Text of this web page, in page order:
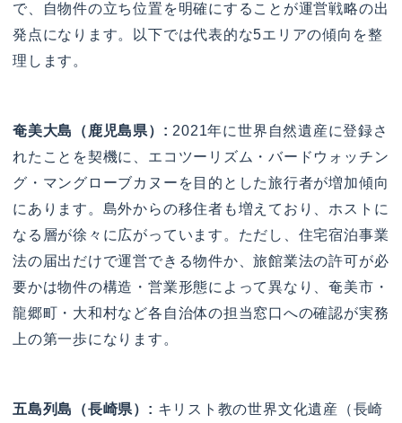
で、自物件の立ち位置を明確にすることが運営戦略の出
発点になります。以下では代表的な5エリアの傾向を整
理します。
奄美大島（鹿児島県）: 2021年に世界自然遺産に登録さ
れたことを契機に、エコツーリズム・バードウォッチン
グ・マングローブカヌーを目的とした旅行者が増加傾向
にあります。島外からの移住者も増えており、ホストに
なる層が徐々に広がっています。ただし、住宅宿泊事業
法の届出だけで運営できる物件か、旅館業法の許可が必
要かは物件の構造・営業形態によって異なり、奄美市・
龍郷町・大和村など各自治体の担当窓口への確認が実務
上の第一歩になります。
五島列島（長崎県）: キリスト教の世界文化遺産（長崎